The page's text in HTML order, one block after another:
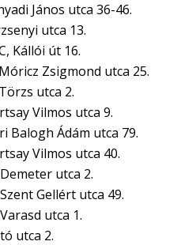
János utca 36-46.
utca 13.
Kállói út 16.
Zsigmond utca 25.
utca 2.
Vilmos utca 9.
Balogh Ádám utca 79.
Vilmos utca 40.
utca 2.
Gellért utca 49.
utca 1.
utca 2.